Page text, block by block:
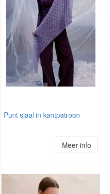
Punt sjaal in kantpatroon
Meer info